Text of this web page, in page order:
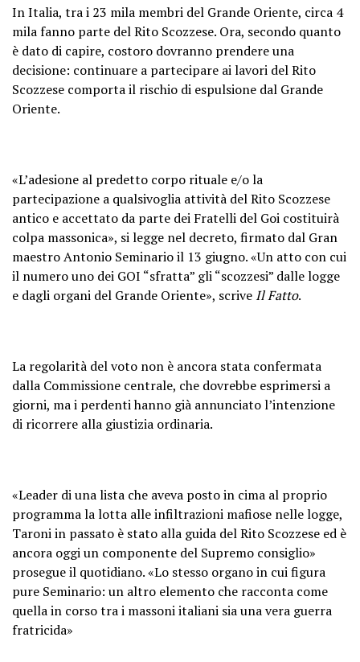
In Italia, tra i 23 mila membri del Grande Oriente, circa 4
mila fanno parte del Rito Scozzese. Ora, secondo quanto
è dato di capire, costoro dovranno prendere una
decisione: continuare a partecipare ai lavori del Rito
Scozzese comporta il rischio di espulsione dal Grande
Oriente.
«L’adesione al predetto corpo rituale e/o la
partecipazione a qualsivoglia attività del Rito Scozzese
antico e accettato da parte dei Fratelli del Goi costituirà
colpa massonica», si legge nel decreto, firmato dal Gran
maestro Antonio Seminario il 13 giugno. «Un atto con cui
il numero uno dei GOI “sfratta” gli “scozzesi” dalle logge
e dagli organi del Grande Oriente», scrive Il Fatto.
La regolarità del voto non è ancora stata confermata
dalla Commissione centrale, che dovrebbe esprimersi a
giorni, ma i perdenti hanno già annunciato l’intenzione
di ricorrere alla giustizia ordinaria.
«Leader di una lista che aveva posto in cima al proprio
programma la lotta alle infiltrazioni mafiose nelle logge,
Taroni in passato è stato alla guida del Rito Scozzese ed è
ancora oggi un componente del Supremo consiglio»
prosegue il quotidiano. «Lo stesso organo in cui figura
pure Seminario: un altro elemento che racconta come
quella in corso tra i massoni italiani sia una vera guerra
fratricida»